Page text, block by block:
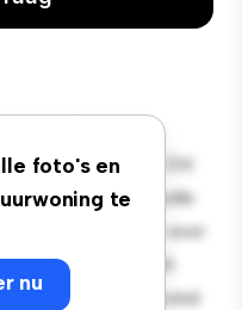
foto's en
te
nu
in Avenue de
Pierre, Belgique! Dit
biedt een stijlvolle
indeling is perfect voor
is uitgerust met
de toplocatie bevind